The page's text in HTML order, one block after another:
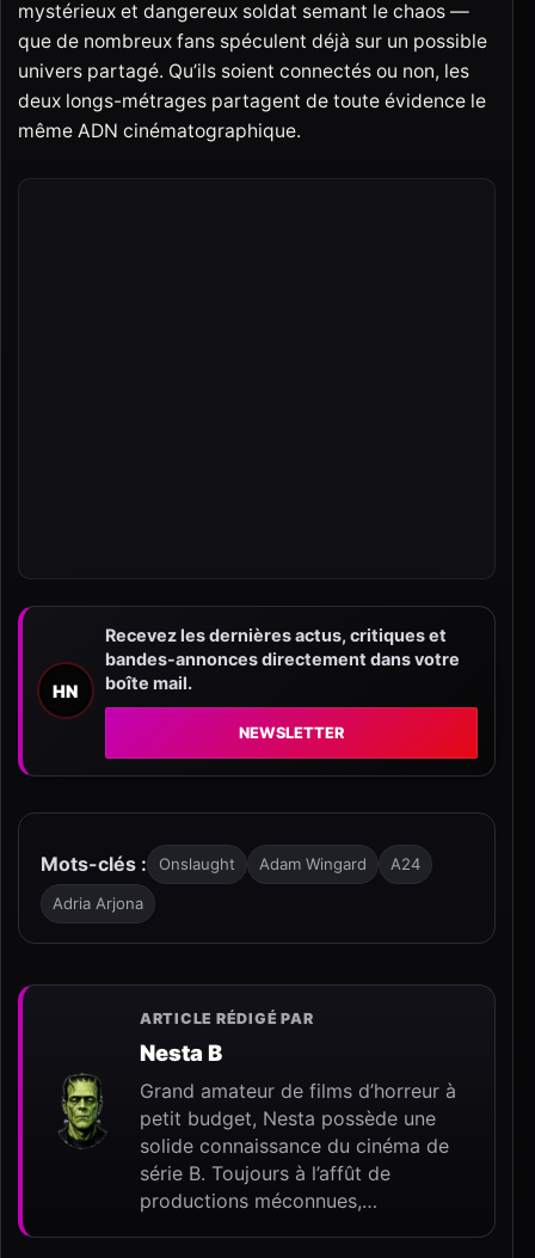
mystérieux et dangereux soldat semant le chaos —
que de nombreux fans spéculent déjà sur un possible
univers partagé. Qu’ils soient connectés ou non, les
deux longs-métrages partagent de toute évidence le
même ADN cinématographique.
HN
Recevez les dernières actus, critiques et
bandes-annonces directement dans votre
boîte mail.
NEWSLETTER
Mots-clés : Onslaught Adam Wingard A24
Adria Arjona
ARTICLE RÉDIGÉ PAR
Nesta B
Grand amateur de films d’horreur à
petit budget, Nesta possède une
solide connaissance du cinéma de
série B. Toujours à l’affût de
productions méconnues,…